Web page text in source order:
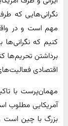
نگرانی‌هایی که
مهم است و در
کنیم که
برداشتن تحریم‌ها
اقتصادی
مهمان‌پرست با
آمریکایی مطلوب
بزرگ با چین است